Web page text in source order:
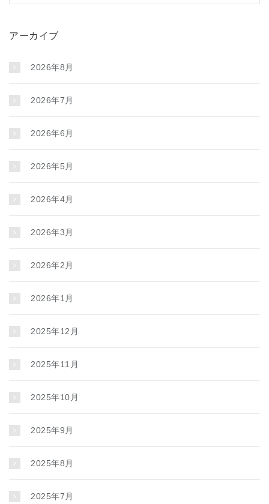
アーカイブ
2026年8月
2026年7月
2026年6月
2026年5月
2026年4月
2026年3月
2026年2月
2026年1月
2025年12月
2025年11月
2025年10月
2025年9月
2025年8月
2025年7月